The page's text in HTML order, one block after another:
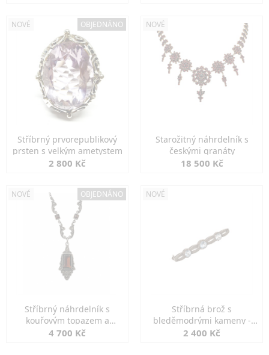
NOVÉ OBJEDNÁNO
Stříbrný prvorepublikový
prsten s velkým ametystem
2 800 Kč
NOVÉ
Starožitný náhrdelník s
českými granáty
18 500 Kč
NOVÉ OBJEDNÁNO
Stříbrný náhrdelník s
kouřovým topazem a
markazity
4 700 Kč
NOVÉ
Stříbrná brož s
bleděmodrými kameny -
jemná elegance
2 400 Kč